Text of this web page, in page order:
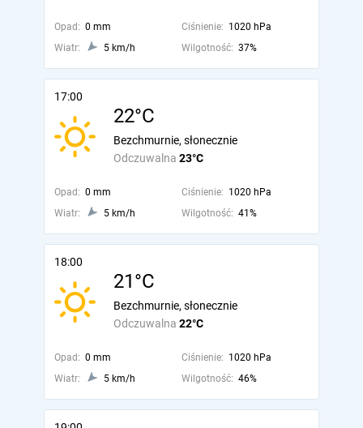
Opad: 0 mm Ciśnienie: 1020 hPa
Wiatr:
5 km/h Wilgotność: 37%
17:00
22°C
Odczuwalna 23°C
Bezchmurnie, słonecznie
Opad: 0 mm Ciśnienie: 1020 hPa
Wiatr:
5 km/h Wilgotność: 41%
18:00
21°C
Odczuwalna 22°C
Bezchmurnie, słonecznie
Opad: 0 mm Ciśnienie: 1020 hPa
Wiatr:
5 km/h Wilgotność: 46%